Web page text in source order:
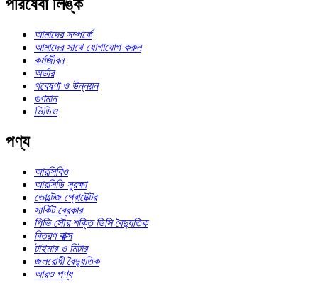
পরিষেবা লিঙ্ক
আমাদের সম্পর্কে
আমাদের সাথে যোগাযোগ করুন
কর্মজীবন
অর্ডার
গবেষণা ও উন্নয়ন
গুণমান
ভিডিও
পণ্য
আরসিবিও
আরসিডি সুরক্ষা
ভোল্টেজ প্রোটেক্টর
সার্কিট ব্রেকার
পিভি সৌর শক্তি ডিসি বৈদ্যুতিক
বিতরণ বাক্স
টাইমার ও মিটার
জলরোধী বৈদ্যুতিক
আরও পণ্য